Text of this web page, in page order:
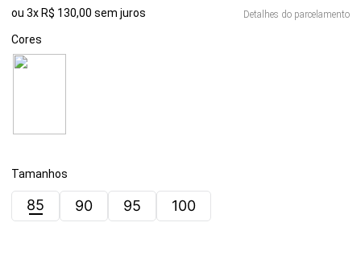
ou 3x R$ 130,00 sem juros Detalhes do parcelamento
Cores
Tamanhos
85 90 95 100